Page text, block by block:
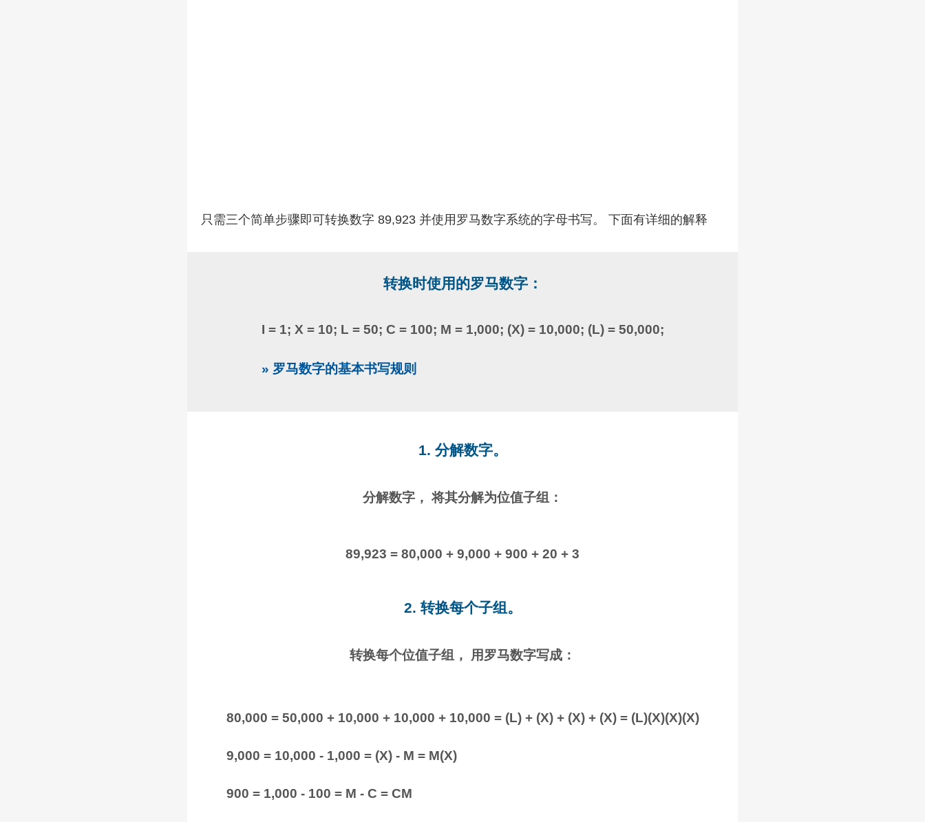
只需三个简单步骤即可转换数字 89,923 并使用罗马数字系统的字母书写。 下面有详细的解释
转换时使用的罗马数字：
I = 1; X = 10; L = 50; C = 100; M = 1,000; (X) = 10,000; (L) = 50,000;
» 罗马数字的基本书写规则
1. 分解数字。
分解数字， 将其分解为位值子组：
89,923 = 80,000 + 9,000 + 900 + 20 + 3
2. 转换每个子组。
转换每个位值子组， 用罗马数字写成：
80,000 = 50,000 + 10,000 + 10,000 + 10,000 = (L) + (X) + (X) + (X) = (L)(X)(X)(X)
9,000 = 10,000 - 1,000 = (X) - M = M(X)
900 = 1,000 - 100 = M - C = CM